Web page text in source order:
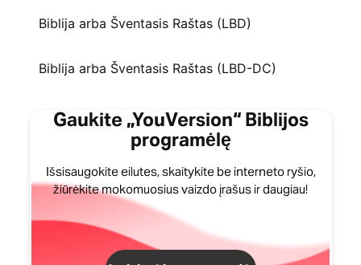
Biblija arba Šventasis Raštas (LBD)
Biblija arba Šventasis Raštas (LBD-DC)
Gaukite „YouVersion“ Biblijos
programėlę
Išsisaugokite eilutes, skaitykite be interneto ryšio,
žiūrėkite mokomuosius vaizdo įrašus ir daugiau!